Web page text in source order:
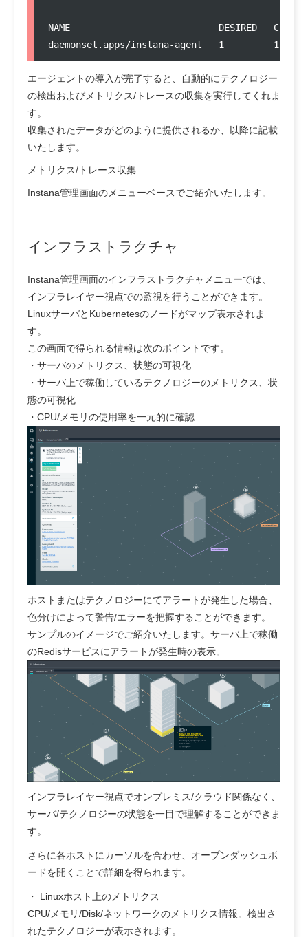
NAME                           DESIRED   CURRENT
daemonset.apps/instana-agent   1
エージェントの導入が完了すると、自動的にテクノロジー
の検出およびメトリクス/トレースの収集を実行してくれま
す。
収集されたデータがどのように提供されるか、以降に記載
いたします。
メトリクス/トレース収集
Instana管理画面のメニューベースでご紹介いたします。
インフラストラクチャ
Instana管理画面のインフラストラクチャメニューでは、
インフラレイヤー視点での監視を行うことができます。
LinuxサーバとKubernetesのノードがマップ表示されま
す。
この画面で得られる情報は次のポイントです。
・サーバのメトリクス、状態の可視化
・サーバ上で稼働しているテクノロジーのメトリクス、状
態の可視化
・CPU/メモリの使用率を一元的に確認
ホストまたはテクノロジーにてアラートが発生した場合、
色分けによって警告/エラーを把握することができます。
サンプルのイメージでご紹介いたします。サーバ上で稼働
のRedisサービスにアラートが発生時の表示。
インフラレイヤー視点でオンプレミス/クラウド関係なく、
サーバ/テクノロジーの状態を一目で理解することができま
す。
さらに各ホストにカーソルを合わせ、オープンダッシュボ
ードを開くことで詳細を得られます。
・ Linuxホスト上のメトリクス
CPU/メモリ/Disk/ネットワークのメトリクス情報。検出さ
れたテクノロジーが表示されます。